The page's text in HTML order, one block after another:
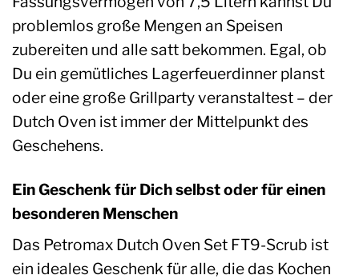
problemlos große Mengen an Speisen
zubereiten und alle satt bekommen. Egal, ob
Du ein gemütliches Lagerfeuerdinner planst
oder eine große Grillparty veranstaltest – der
Dutch Oven ist immer der Mittelpunkt des
Geschehens.
Ein Geschenk für Dich selbst oder für einen
besonderen Menschen
Das Petromax Dutch Oven Set FT9-Scrub ist
ein ideales Geschenk für alle, die das Kochen